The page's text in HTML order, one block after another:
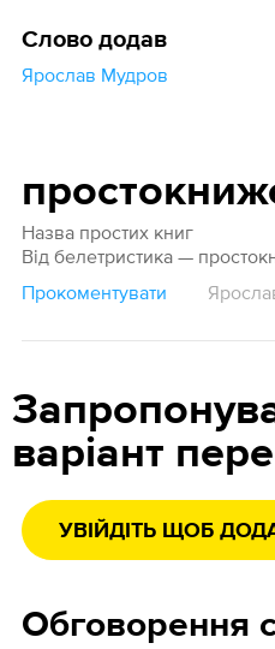
Слово додав
Ярослав Мудров
Назва простих книг
Від белетристика —
Прокоментувати
варіант
УВІЙДІТЬ ЩОБ
Обговорення